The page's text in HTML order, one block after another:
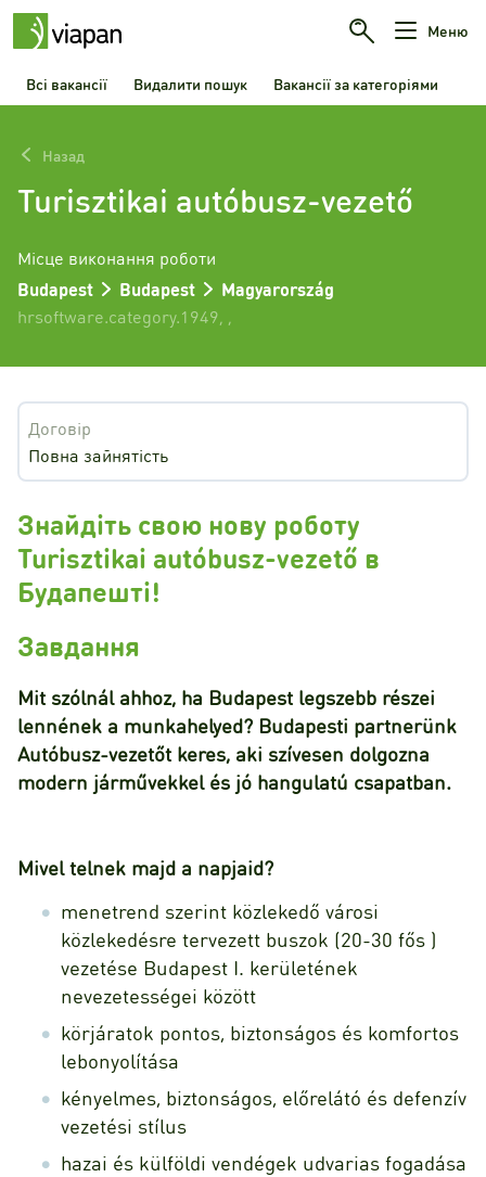
Меню
Всі вакансії Видалити пошук Вакансії за категоріями
Назад
Turisztikai autóbusz-vezető
Місце виконання роботи
Budapest
Budapest
Magyarország
hrsoftware.category.1949
Договір
Повна зайнятість
Знайдіть свою нову роботу
Turisztikai autóbusz-vezető в
Будапешті!
Завдання
Mit szólnál ahhoz, ha Budapest legszebb részei
lennének a munkahelyed? Budapesti partnerünk
Autóbusz-vezetőt keres, aki szívesen dolgozna
modern járművekkel és jó hangulatú csapatban.
Mivel telnek majd a napjaid?
menetrend szerint közlekedő városi
közlekedésre tervezett buszok (20-30 fős )
vezetése Budapest I. kerületének
nevezetességei között
körjáratok pontos, biztonságos és komfortos
lebonyolítása
kényelmes, biztonságos, előrelátó és defenzív
vezetési stílus
hazai és külföldi vendégek udvarias fogadása